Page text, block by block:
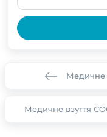
Медичне
Медичне взуття